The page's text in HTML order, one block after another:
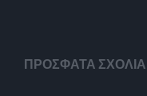
ΠΡΌΣΦΑΤΑ ΣΧΌΛΙΑ